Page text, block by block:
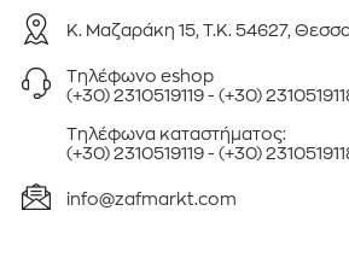
Κ. Μαζαράκη 15, Τ.Κ. 54627,
Τηλέφωνo eshop
(+30) 2310519119- (+30)
Τηλέφωνa καταστήματος:
(+30) 2310519119- (+30)
info@zafmarkt.com